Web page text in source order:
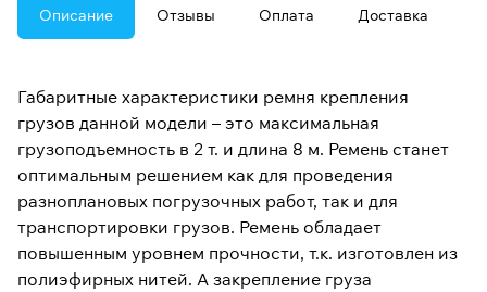
Описание Отзывы Оплата Доставка
Габаритные характеристики ремня крепления
грузов данной модели – это максимальная
грузоподъемность в 2 т. и длина 8 м. Ремень станет
оптимальным решением как для проведения
разноплановых погрузочных работ, так и для
транспортировки грузов. Ремень обладает
повышенным уровнем прочности, т.к. изготовлен из
полиэфирных нитей. А закрепление груза